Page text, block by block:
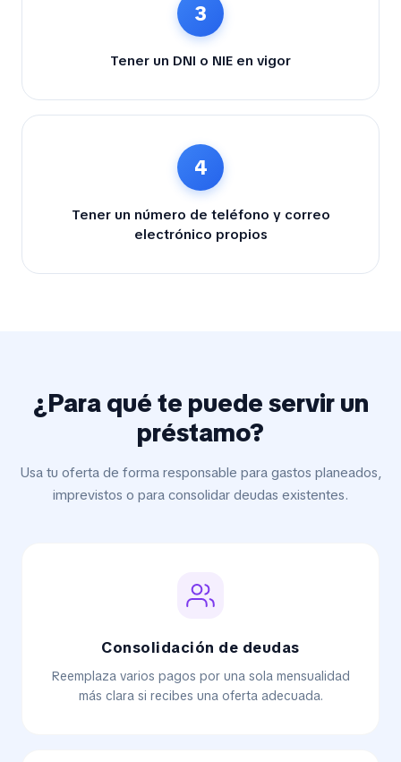
3
Tener un DNI o NIE en vigor
4
Tener un número de teléfono y correo
electrónico propios
¿Para qué te puede servir un
préstamo?
Usa tu oferta de forma responsable para gastos planeados,
imprevistos o para consolidar deudas existentes.
Consolidación de deudas
Reemplaza varios pagos por una sola mensualidad
más clara si recibes una oferta adecuada.